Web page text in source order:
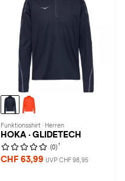
Funktionsshirt · Herren
HOKA · GLIDETECH
(0) 1
CHF 63,99 UVP CHF 98,95